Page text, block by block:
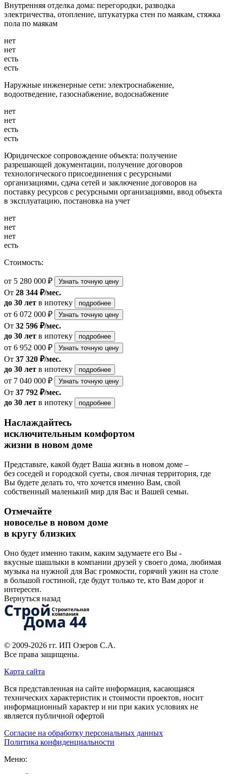
Внутренняя отделка дома: перегородки, разводка
электричества, отопление, штукатурка стен по маякам, стяжка
пола по маякам
нет
нет
есть
есть
Наружные инженерные сети: электроснабжение,
водоотведение, газоснабжение, водоснабжение
нет
нет
есть
есть
Юридическое сопровождение объекта: получение
разрешающей документации, получение договоров
технологического присоединения с ресурсными
организациями, сдача сетей и заключение договоров на
поставку ресурсов с ресурсными организациями, ввод объекта
в эксплуатацию, постановка на учет
нет
нет
нет
есть
Стоимость:
от 5 280 000 ₽ Узнать точную цену
От 28 344 ₽/мес.
до 30 лет в ипотеку подробнее
от 6 072 000 ₽ Узнать точную цену
От 32 596 ₽/мес.
до 30 лет в ипотеку подробнее
от 6 952 000 ₽ Узнать точную цену
От 37 320 ₽/мес.
до 30 лет в ипотеку подробнее
от 7 040 000 ₽ Узнать точную цену
От 37 792 ₽/мес.
до 30 лет в ипотеку подробнее
Наслаждайтесь
исключительным комфортом
жизни в новом доме
Представьте, какой будет Ваша жизнь в новом доме –
без соседей и городской суеты, своя личная территория, где
Вы будете делать то, что хочется именно Вам, свой
собственный маленький мир для Вас и Вашей семьи.
Отмечайте
новоселье в новом доме
в кругу близких
Оно будет именно таким, каким задумаете его Вы -
вкусные шашлыки в компании друзей у своего дома, любимая
музыка на нужной для Вас громкости, горячий ужин на столе
в большой гостиной, где будут только те, кто Вам дорог и
интересен.
Вернуться назад
© 2009-2026 гг. ИП Озеров С.А.
Все права защищены.
Карта сайта
Вся представленная на сайте информация, касающаяся
технических характеристик и стоимости проектов, носит
информационный характер и ни при каких условиях не
является публичной офертой
Согласие на обработку персональных данных
Политика конфиденциальности
Меню: